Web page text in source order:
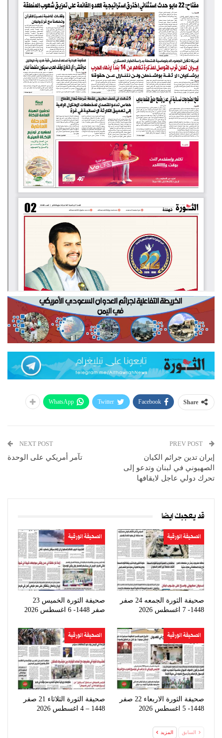
Share
Facebook
Twitter
WhatsApp
إيران تدين جرائم الكيان
الصهيوني في لبنان وتدعو إلى
تحرك دولي عاجل لايقافها
NEXT POST
تآمر أمريكي على الوحدة
قد يعجبك ايضا
الصحيفة الورقية
صحيفة الثورة الجمعه 24 صفر
1448- 7 اغسطس 2026
الصحيفة الورقية
صحيفة الثورة الخميس 23
صفر 1448- 6 اغسطس 2026
الصحيفة الورقية
صحيفة الثورة الاربعاء 22 صفر
1448- 5 اغسطس 2026
الصحيفة الورقية
صحيفة الثورة الثلاثاء 21 صفر
1448 – 4 اغسطس 2026
السابق المزيد